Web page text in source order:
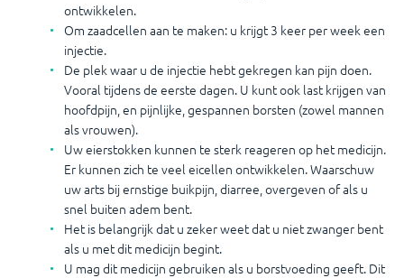
ontwikkelen.
Om zaadcellen aan te maken: u krijgt 3 keer per week een
injectie.
De plek waar u de injectie hebt gekregen kan pijn doen.
Vooral tijdens de eerste dagen. U kunt ook last krijgen van
hoofdpijn, en pijnlijke, gespannen borsten (zowel mannen
als vrouwen).
Uw eierstokken kunnen te sterk reageren op het medicijn.
Er kunnen zich te veel eicellen ontwikkelen. Waarschuw
uw arts bij ernstige buikpijn, diarree, overgeven of als u
snel buiten adem bent.
Het is belangrijk dat u zeker weet dat u niet zwanger bent
als u met dit medicijn begint.
U mag dit medicijn gebruiken als u borstvoeding geeft. Dit